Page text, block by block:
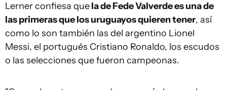
Lerner confiesa quela de Fede Valverde es una de
las primeras que los uruguayos quieren tener, así
como lo son también las del argentino Lionel
Messi, el portugués Cristiano Ronaldo, los escudos
o las selecciones que fueron campeonas.